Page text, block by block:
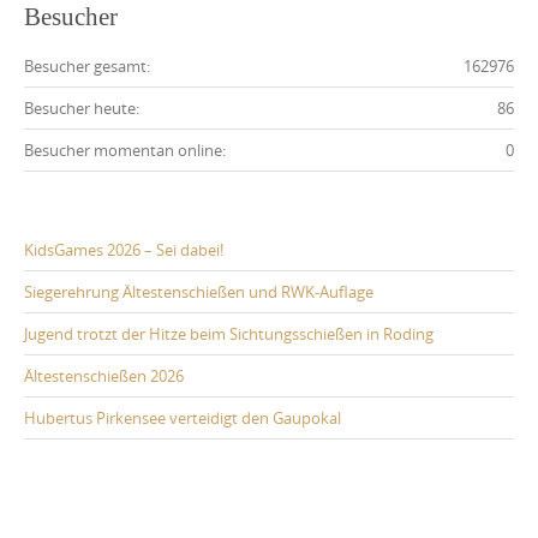
Besucher
162976
Besucher gesamt:
86
Besucher heute:
0
Besucher momentan online:
KidsGames 2026 – Sei dabei!
Siegerehrung Ältestenschießen und RWK-Auflage
Jugend trotzt der Hitze beim Sichtungsschießen in Roding
Ältestenschießen 2026
Hubertus Pirkensee verteidigt den Gaupokal